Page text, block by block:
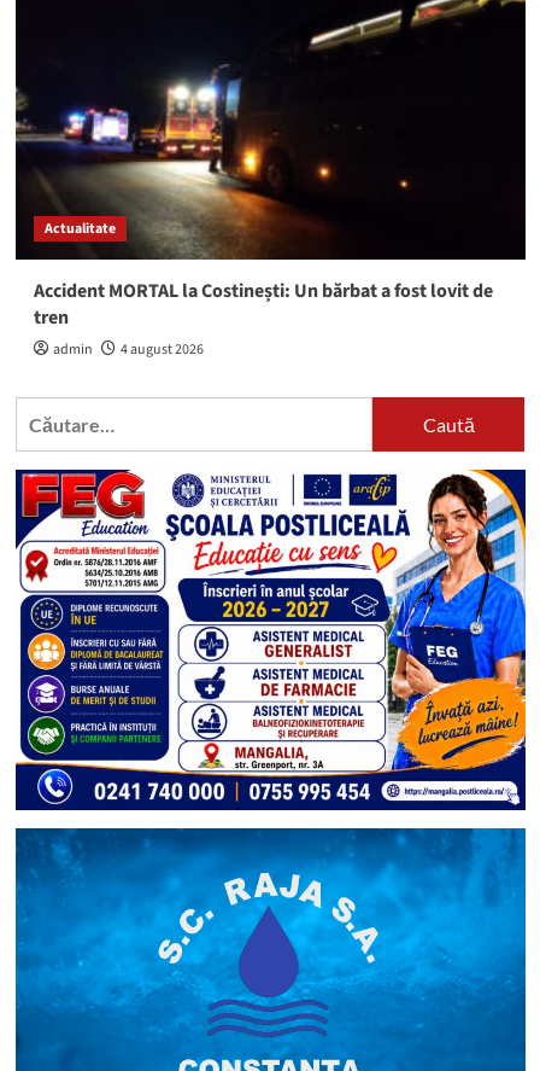
Actualitate
Accident MORTAL la Costinești: Un bărbat a fost lovit de
tren
admin 4 august 2026
Caută